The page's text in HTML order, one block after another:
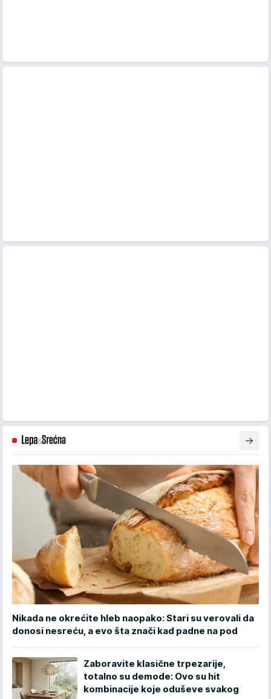
Nikada ne okrećite hleb naopako: Stari su verovali da
donosi nesreću, a evo šta znači kad padne na pod
Zaboravite klasične trpezarije,
totalno su demode: Ovo su hit
kombinacije koje oduševe svakog